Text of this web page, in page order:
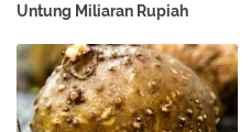
Untung Miliaran Rupiah